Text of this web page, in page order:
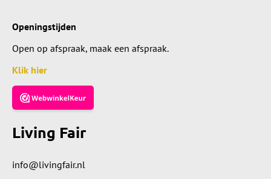
Openingstijden
Open op afspraak, maak een afspraak.
Klik hier
Living Fair
info@livingfair.nl